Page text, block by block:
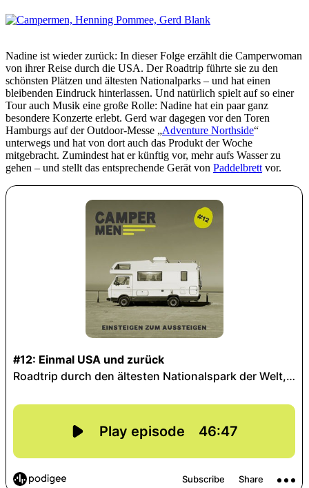
Nadine ist wieder zurück: In dieser Folge erzählt die Camperwoman
von ihrer Reise durch die USA. Der Roadtrip führte sie zu den
schönsten Plätzen und ältesten Nationalparks – und hat einen
bleibenden Eindruck hinterlassen. Und natürlich spielt auf so einer
Tour auch Musik eine große Rolle: Nadine hat ein paar ganz
besondere Konzerte erlebt. Gerd war dagegen vor den Toren
Hamburgs auf der Outdoor-Messe „Adventure Northside“
unterwegs und hat von dort auch das Produkt der Woche
mitgebracht. Zumindest hat er künftig vor, mehr aufs Wasser zu
gehen – und stellt das entsprechende Gerät von Paddelbrett vor.